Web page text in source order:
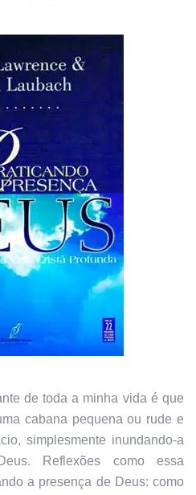
de toda a minha vida é que
cabana pequena ou rude e
simplesmente inundando-a
Reflexões como essa
a presença de Deus: como